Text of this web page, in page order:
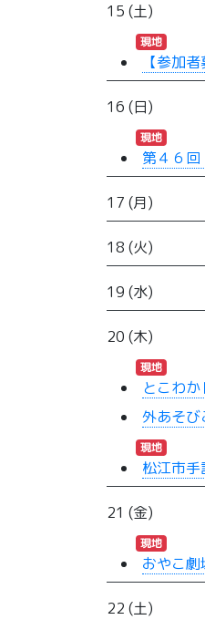
15 (土)
現地
【参加
16 (日)
現地
第４６
17 (月)
18 (火)
19 (水)
20 (木)
現地
とこわ
外あそび
現地
松江市手
21 (金)
現地
おやこ
22 (土)